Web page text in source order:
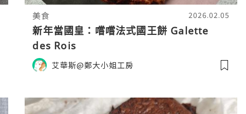
美食 2026.02.05
新年當國皇：嚐嚐法式國王餅 Galette
des Rois
艾華斯@鄭大小姐工房